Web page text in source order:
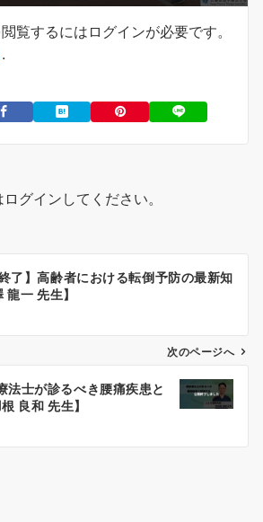
覧するにはログインが必要です。
.
グインしてください。
終了】高齢者における転倒予防の最新知
龍一 先生】
次のページへ
法士が診るべき腰痛疾患と
良和 先生】